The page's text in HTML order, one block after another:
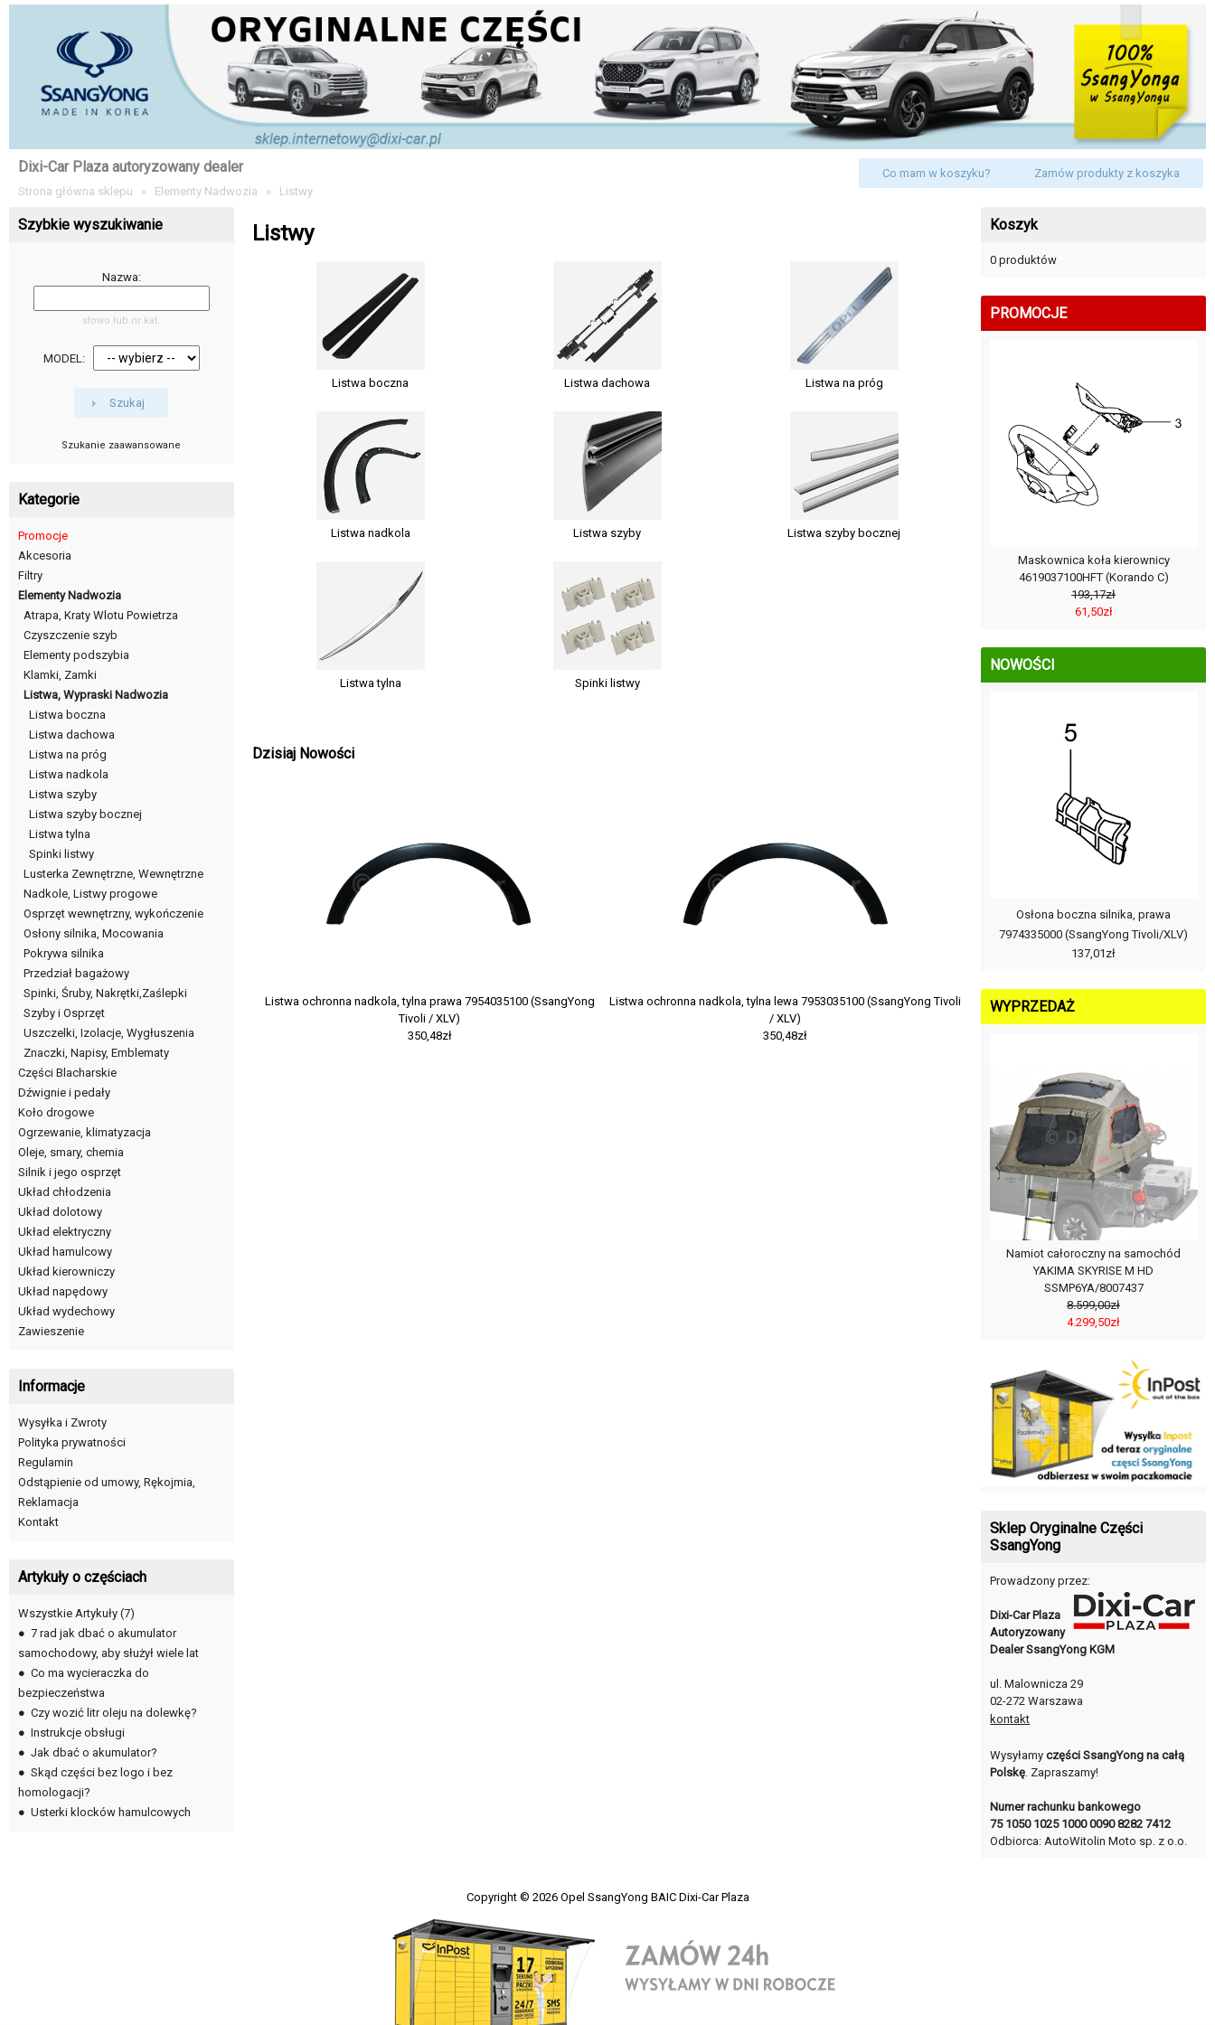
Dixi-Car Plaza autoryzowany dealer
Strona główna sklepu » Elementy Nadwozia » Listwy
Co mam w koszyku? Zamów produkty z koszyka
Listwy
Listwa boczna Listwa dachowa Listwa na próg
Listwa nadkola Listwa szyby Listwa szyby bocznej
Listwa tylna Spinki listwy
Dzisiaj Nowości
Listwa ochronna nadkola, tylna prawa 7954035100 (SsangYong
Tivoli / XLV)
350,48zł
Listwa ochronna nadkola, tylna lewa 7953035100 (SsangYong Tivoli
/ XLV)
350,48zł
Szybkie wyszukiwanie
Nazwa:
słowo lub nr kat.
MODEL:
Szukaj
Szukanie zaawansowane
Kategorie
Promocje
Akcesoria
Filtry
Elementy Nadwozia
Atrapa, Kraty Wlotu Powietrza
Czyszczenie szyb
Elementy podszybia
Klamki, Zamki
Listwa, Wypraski Nadwozia
Listwa boczna
Listwa dachowa
Listwa na próg
Listwa nadkola
Listwa szyby
Listwa szyby bocznej
Listwa tylna
Spinki listwy
Lusterka Zewnętrzne, Wewnętrzne
Nadkole, Listwy progowe
Osprzęt wewnętrzny, wykończenie
Osłony silnika, Mocowania
Pokrywa silnika
Przedział bagażowy
Spinki, Śruby, Nakrętki,Zaślepki
Szyby i Osprzęt
Uszczelki, Izolacje, Wygłuszenia
Znaczki, Napisy, Emblematy
Części Blacharskie
Dźwignie i pedały
Koło drogowe
Ogrzewanie, klimatyzacja
Oleje, smary, chemia
Silnik i jego osprzęt
Układ chłodzenia
Układ dolotowy
Układ elektryczny
Układ hamulcowy
Układ kierowniczy
Układ napędowy
Układ wydechowy
Zawieszenie
Informacje
Wysyłka i Zwroty
Polityka prywatności
Regulamin
Odstąpienie od umowy, Rękojmia,
Reklamacja
Kontakt
Artykuły o częściach
Wszystkie Artykuły (7)
● 7 rad jak dbać o akumulator
samochodowy, aby służył wiele lat
● Co ma wycieraczka do
bezpieczeństwa
● Czy wozić litr oleju na dolewkę?
● Instrukcje obsługi
● Jak dbać o akumulator?
● Skąd części bez logo i bez
homologacji?
● Usterki klocków hamulcowych
Koszyk
0 produktów
PROMOCJE
Maskownica koła kierownicy
4619037100HFT (Korando C)
193,17zł
61,50zł
NOWOŚCI
Osłona boczna silnika, prawa
7974335000 (SsangYong Tivoli/XLV)
137,01zł
WYPRZEDAŻ
Namiot całoroczny na samochód
YAKIMA SKYRISE M HD
SSMP6YA/8007437
8.599,00zł
4.299,50zł
Sklep Oryginalne Części
SsangYong
Prowadzony przez:
Dixi-Car Plaza
Autoryzowany
Dealer SsangYong KGM
ul. Malownicza 29
02-272 Warszawa
kontakt
Wysyłamyczęści SsangYong na całą
Polskę. Zapraszamy!
Numer rachunku bankowego
75 1050 1025 1000 0090 8282 7412
Odbiorca: AutoWitolin Moto sp. z o.o.
Copyright © 2026 Opel SsangYong BAIC Dixi-Car Plaza